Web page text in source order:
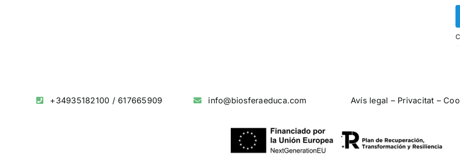
+34935182100 / 617665909 info@biosferaeduca.com Avís legal – Privacitat –